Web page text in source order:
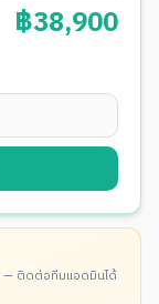
฿38,900
— ติดต่อทีมแอดมินได้